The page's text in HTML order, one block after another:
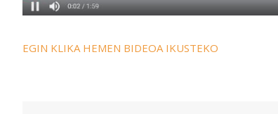
EGIN KLIKA HEMEN BIDEOA IKUSTEKO